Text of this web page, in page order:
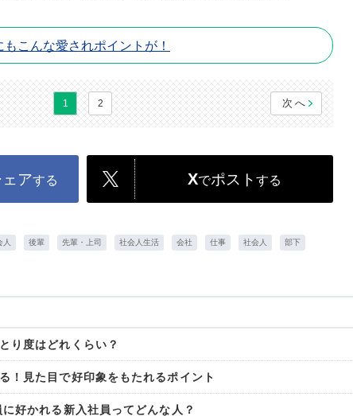
もこんな愛されポイントが！
1 2 次へ
ェアする Xでポスト する
人 後輩 先輩・上司 社会人生活 会社 仕事 社会人 部下
り度はどれくらい？
！見た目で好印象をもたれるポイント
好かれる新入社員ってどんな人？